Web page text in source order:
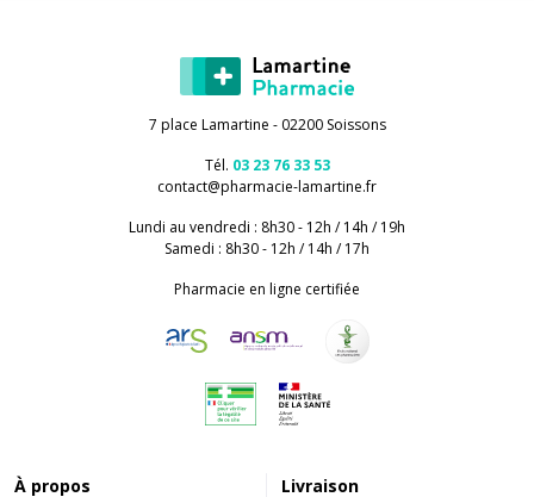
7 place Lamartine - 02200 Soissons
Tél. 03 23 76 33 53
contact@pharmacie-lamartine.fr
Lundi au vendredi : 8h30 - 12h / 14h / 19h
Samedi : 8h30 - 12h / 14h / 17h
Pharmacie en ligne certifiée
À propos Livraison